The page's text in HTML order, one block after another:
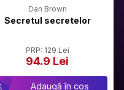
Dan Brown
Secretul secretelor
PRP: 129 Lei
94.9 Lei
Adaugă în coș